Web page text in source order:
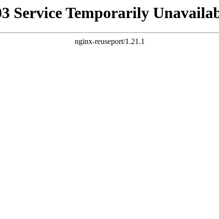
Service Temporarily
nginx-reuseport/1.21.1